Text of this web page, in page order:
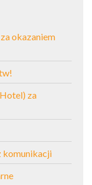
okazaniem
za
komunikacji